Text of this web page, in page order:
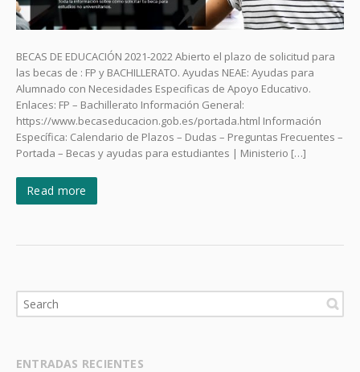
BECAS DE EDUCACIÓN 2021-2022 Abierto el plazo de solicitud para
las becas de : FP y BACHILLERATO. Ayudas NEAE: Ayudas para
Alumnado con Necesidades Especificas de Apoyo Educativo.
Enlaces: FP – Bachillerato Información General:
https://www.becaseducacion.gob.es/portada.html Información
Específica: Calendario de Plazos – Dudas – Preguntas Frecuentes –
Portada – Becas y ayudas para estudiantes | Ministerio […]
Read more
ENTRADAS RECIENTES